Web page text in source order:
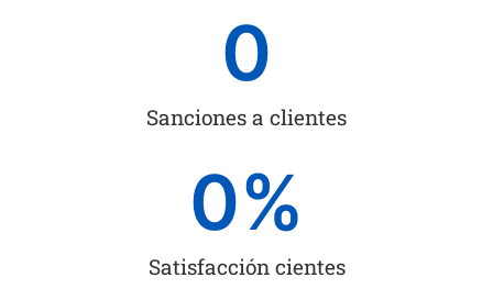
Sanciones a clientes
0
Satisfacción cientes
0%